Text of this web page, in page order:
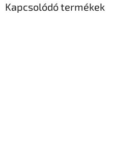
Kapcsolódó termékek